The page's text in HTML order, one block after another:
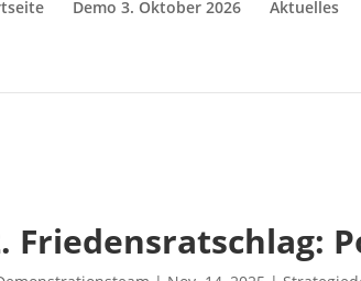
Demo 3. Oktober 2026 Aktuelles
Friedensratschlag: